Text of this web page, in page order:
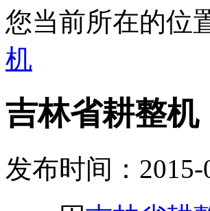
您当前所在的位
机
吉林省耕整机
发布时间：